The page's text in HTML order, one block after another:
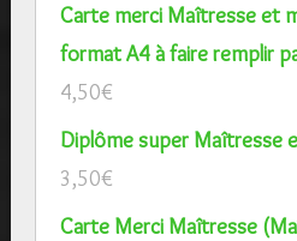
Carte merci Maîtresse et
format A4 à faire remplir
4,50€
Diplôme super Maîtresse
3,50€
Carte Merci Maîtresse